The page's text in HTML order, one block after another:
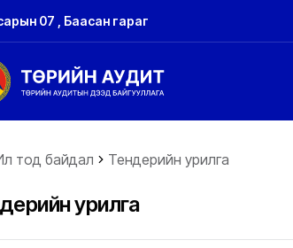
07 , Баасан гараг
тод байдал Тендерийн урилга
урилга